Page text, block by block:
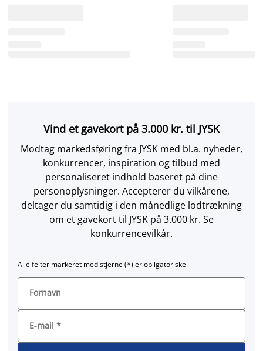
Vind et gavekort på 3.000 kr. til JYSK
Modtag markedsføring fra JYSK med bl.a. nyheder,
konkurrencer, inspiration og tilbud med
personaliseret indhold baseret på dine
personoplysninger. Accepterer du vilkårene,
deltager du samtidig i den månedlige lodtrækning
om et gavekort til JYSK på 3.000 kr. Se
konkurrencevilkår.
Alle felter markeret med stjerne (*) er obligatoriske
Fornavn
E-mail *